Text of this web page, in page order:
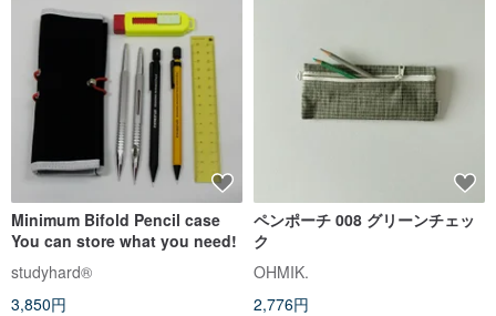
Minimum Bifold Pencil case
You can store what you need!
studyhard®︎
3,850円
ペンポーチ 008 グリーンチェッ
ク
OHMIK.
2,776円